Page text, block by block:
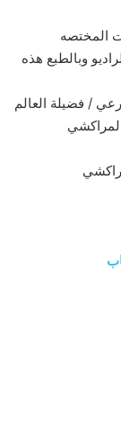
المختصه
وبالطبع هذه
/ فضيلة العالم